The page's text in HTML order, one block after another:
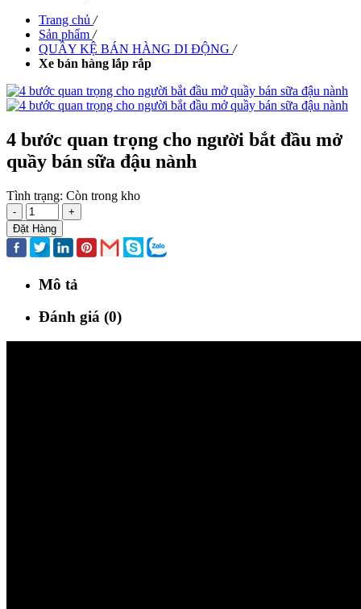
Trang chủ /
Sản phẩm /
QUẦY KỆ BÁN HÀNG DI ĐỘNG /
Xe bán hàng lắp rắp
4 bước quan trọng cho người bắt đầu mở
quầy bán sữa đậu nành
Tình trạng: Còn trong kho
-
+
Đặt Hàng
Mô tả
Đánh giá (0)